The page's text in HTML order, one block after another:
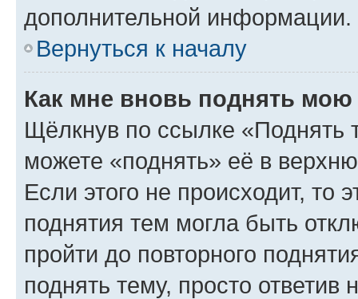
дополнительной информации.
Вернуться к началу
Как мне вновь поднять мою
Щёлкнув по ссылке «Поднять
можете «поднять» её в
Если этого не происходит, то
поднятия тем могла быть
пройти до повторного
поднять тему, просто ответив